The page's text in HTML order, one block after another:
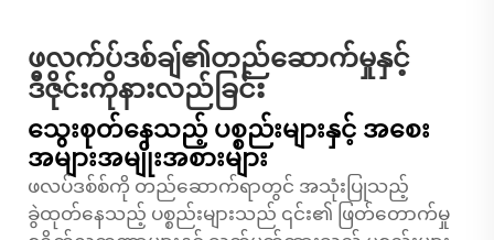
ဖလက်ပ်ဒစ်ချ်၏တည်ဆောက်မှုနှင့်
ဒီဇိုင်းကိုနားလည်ခြင်း
သွေးစုတ်နေသည့် ပစ္စည်းများနှင့် အစေး
အများအမျိုးအစားများ
ဖလပ်ဒစ်စ်ကို တည်ဆောက်ရာတွင် အသုံးပြုသည့်
ခွဲထုတ်နေသည့် ပစ္စည်းများသည် ၎င်း၏ ဖြတ်တောက်မှု